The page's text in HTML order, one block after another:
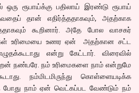
ரூபாய்க்கு பதிலாய் இரண்டு ரூபாய்
தான் எதிர்த்ததாகவும், அதற்காக
கூறினார். அதே போல வாசகர்
உரிமையை உணர ஏன் அதற்கான சட்ட
என்று கேட்டார். விரைவில்
நண்பரே. நம் உரிமைகளை நாம் என்றுமே
நம்மிடமிருந்து கொள்ளையடிக்க
நாம் ஏன் வெட்கப்பட வேண்டும் நம்